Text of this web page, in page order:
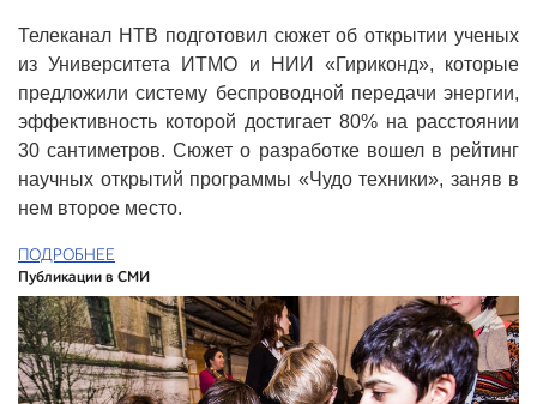
Телеканал НТВ подготовил сюжет об открытии ученых
из Университета ИТМО и НИИ «Гириконд», которые
предложили систему беспроводной передачи энергии,
эффективность которой достигает 80% на расстоянии
30 сантиметров. Сюжет о разработке вошел в рейтинг
научных открытий программы «Чудо техники», заняв в
нем второе место.
ПОДРОБНЕЕ
Публикации в СМИ